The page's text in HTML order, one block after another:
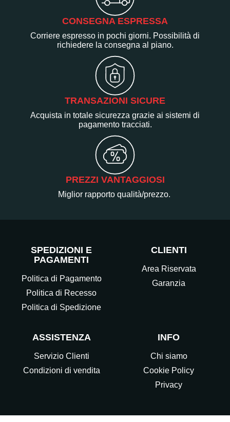
CONSEGNA ESPRESSA
Corriere espresso in pochi giorni. Possibilità di
richiedere la consegna al piano.
TRANSAZIONI SICURE
Acquista in totale sicurezza grazie ai sistemi di
pagamento tracciati.
PREZZI VANTAGGIOSI
Miglior rapporto qualità/prezzo.
SPEDIZIONI E
PAGAMENTI
Politica di Pagamento
Politica di Recesso
Politica di Spedizione
CLIENTI
Area Riservata
Garanzia
ASSISTENZA
Servizio Clienti
Condizioni di vendita
INFO
Chi siamo
Cookie Policy
Privacy